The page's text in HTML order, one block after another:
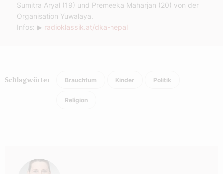
Sumitra Aryal (19) und Premeeka Maharjan (20) von der
Organisation Yuwalaya.
Infos: ▶ radioklassik.at/dka-nepal
Schlagwörter Brauchtum Kinder Politik
Religion